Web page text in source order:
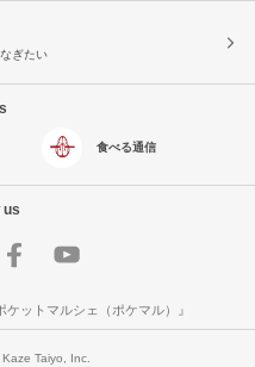
ぎたい
食べる通信
us
ットマルシェ（ポケマル）』
Taiyo, Inc.